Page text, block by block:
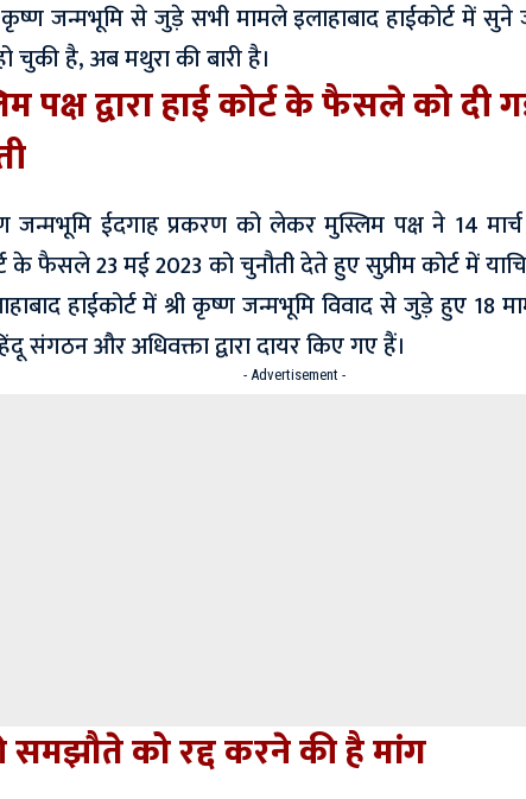
कृष्ण जन्मभूमि से जुड़े सभी मामले इलाहाबाद हाईकोर्ट में सुने
चुकी है, अब मथुरा की बारी है।
पक्ष द्वारा हाई कोर्ट के फैसले को दी
जन्मभूमि ईदगाह प्रकरण को लेकर मुस्लिम पक्ष ने 14
के फैसले 23 मई 2023 को चुनौती देते हुए सुप्रीम कोर्ट में
हाईकोर्ट में श्री कृष्ण जन्मभूमि विवाद से जुड़े हुए 18
संगठन और अधिवक्ता द्वारा दायर किए गए हैं।
- Advertisement -
समझौते को रद्द करने की है मांग